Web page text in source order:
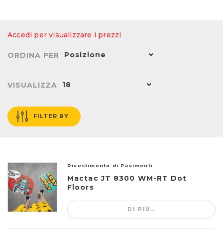
Accedi per visualizzare i prezzi
ORDINA PER Posizione
VISUALIZZA 18
FILTER BY
Rivestimento di Pavimenti
Mactac JT 8300 WM-RT Dot
Floors
DI PIÙ…